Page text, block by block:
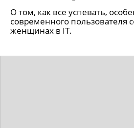
мессенджер
О том, как все успевать,